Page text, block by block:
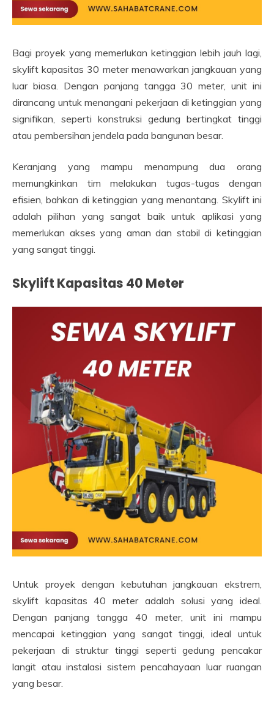
Bagi proyek yang memerlukan ketinggian lebih jauh lagi,
skylift kapasitas 30 meter menawarkan jangkauan yang
luar biasa. Dengan panjang tangga 30 meter, unit ini
dirancang untuk menangani pekerjaan di ketinggian yang
signifikan, seperti konstruksi gedung bertingkat tinggi
atau pembersihan jendela pada bangunan besar.
Keranjang yang mampu menampung dua orang
memungkinkan tim melakukan tugas-tugas dengan
efisien, bahkan di ketinggian yang menantang. Skylift ini
adalah pilihan yang sangat baik untuk aplikasi yang
memerlukan akses yang aman dan stabil di ketinggian
yang sangat tinggi.
Skylift Kapasitas 40 Meter
Untuk proyek dengan kebutuhan jangkauan ekstrem,
skylift kapasitas 40 meter adalah solusi yang ideal.
Dengan panjang tangga 40 meter, unit ini mampu
mencapai ketinggian yang sangat tinggi, ideal untuk
pekerjaan di struktur tinggi seperti gedung pencakar
langit atau instalasi sistem pencahayaan luar ruangan
yang besar.